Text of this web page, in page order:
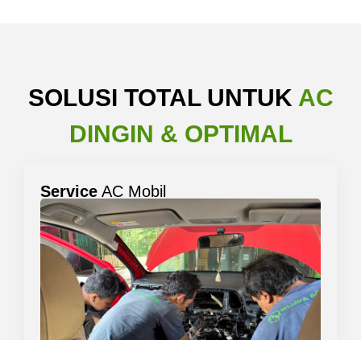
SOLUSI TOTAL UNTUK AC
DINGIN & OPTIMAL
Service AC Mobil